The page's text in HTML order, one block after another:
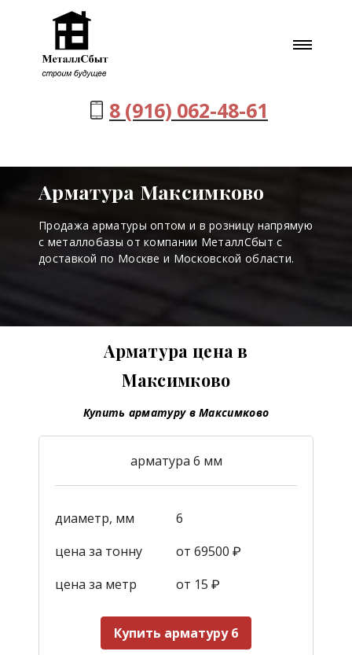
8 (916) 062-48-61
Арматура Максимково
Продажа арматуры оптом и в розницу напрямую
с металлобазы от компании МеталлСбыт с
доставкой по Москве и Московской области.
Арматура цена в
Максимково
Купить арматуру в Максимково
арматура 6 мм
диаметр, мм
6
цена за тонну
от 69500 ₽
цена за метр
от 15 ₽
Купить арматуру 6